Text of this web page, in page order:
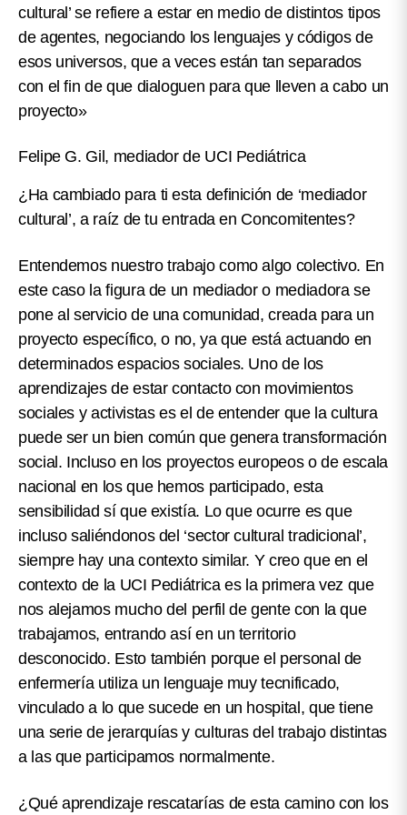
cultural’ se refiere a estar en medio de distintos tipos
de agentes, negociando los lenguajes y códigos de
esos universos, que a veces están tan separados
con el fin de que dialoguen para que lleven a cabo un
proyecto»
Felipe G. Gil, mediador de UCI Pediátrica
¿Ha cambiado para ti esta definición de ‘mediador
cultural’, a raíz de tu entrada en Concomitentes?
Entendemos nuestro trabajo como algo colectivo. En
este caso la figura de un mediador o mediadora se
pone al servicio de una comunidad, creada para un
proyecto específico, o no, ya que está actuando en
determinados espacios sociales. Uno de los
aprendizajes de estar contacto con movimientos
sociales y activistas es el de entender que la cultura
puede ser un bien común que genera transformación
social. Incluso en los proyectos europeos o de escala
nacional en los que hemos participado, esta
sensibilidad sí que existía. Lo que ocurre es que
incluso saliéndonos del ‘sector cultural tradicional’,
siempre hay una contexto similar. Y creo que en el
contexto de la UCI Pediátrica es la primera vez que
nos alejamos mucho del perfil de gente con la que
trabajamos, entrando así en un territorio
desconocido. Esto también porque el personal de
enfermería utiliza un lenguaje muy tecnificado,
vinculado a lo que sucede en un hospital, que tiene
una serie de jerarquías y culturas del trabajo distintas
a las que participamos normalmente.
¿Qué aprendizaje rescatarías de esta camino con los